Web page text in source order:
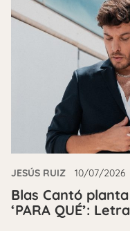
JESÚS RUIZ 10/07/2026
Blas Cantó
‘PARA QUÉ’: